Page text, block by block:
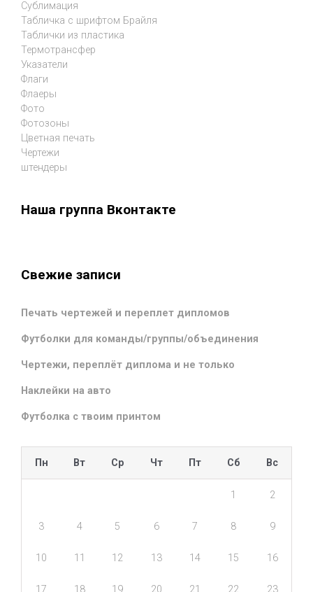
Сублимация
Табличка с шрифтом Брайля
Таблички из пластика
Термотрансфер
Указатели
Флаги
Флаеры
Фото
Фотозоны
Цветная печать
Чертежи
штендеры
Наша группа Вконтакте
Свежие записи
Печать чертежей и переплет дипломов
Футболки для команды/группы/объединения
Чертежи, переплёт диплома и не только
Наклейки на авто
Футболка с твоим принтом
Пн Вт Ср Чт Пт Сб Вс
1 2
3 4 5 6 7 8 9
10 11 12 13 14 15 16